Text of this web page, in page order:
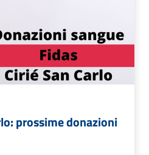
prossime donazioni